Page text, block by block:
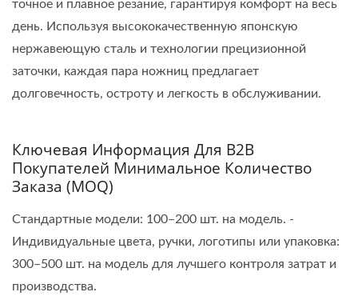
точное и плавное резание, гарантируя комфорт на весь
день. Используя высококачественную японскую
нержавеющую сталь и технологии прецизионной
заточки, каждая пара ножниц предлагает
долговечность, остроту и легкость в обслуживании.
Ключевая Информация Для B2B
Покупателей Минимальное Количество
Заказа (MOQ)
Стандартные модели: 100–200 шт. на модель. -
Индивидуальные цвета, ручки, логотипы или упаковка:
300–500 шт. на модель для лучшего контроля затрат и
производства.